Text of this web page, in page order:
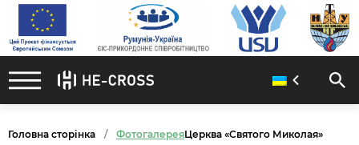
Головна сторінка ФотогалереяЦерква «Святого Миколая»